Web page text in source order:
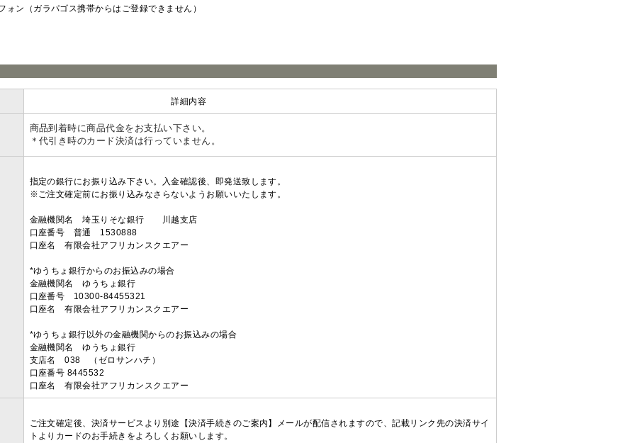
ン（ガラパゴス携帯からはご登録できません）
詳細内容
商品到着時に商品代金をお支払い下さい。
＊代引き時のカード決済は行っていません。
指定の銀行にお振り込み下さい。入金確認後、即発送致します。
※ご注文確定前にお振り込みなさらないようお願いいたします。
金融機関名 埼玉りそな銀行 川越支店
口座番号 普通 1530888
口座名 有限会社アフリカンスクエアー
*ゆうちょ銀行からのお振込みの場合
金融機関名 ゆうちょ銀行
口座番号 10300-84455321
口座名 有限会社アフリカンスクエアー
*ゆうちょ銀行以外の金融機関からのお振込みの場合
金融機関名 ゆうちょ銀行
支店名 038 （ゼロサンハチ）
口座番号 8445532
口座名 有限会社アフリカンスクエアー
ご注文確定後、決済サービスより別途【決済手続きのご案内】メールが配信されますので、記載リンク先の決済サイ
トよりカードのお手続きをよろしくお願いします。